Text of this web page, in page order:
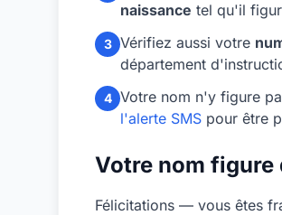
naissance tel qu'il
3 Vérifiez aussi votre
département
4 Votre nom n'y figure
l'alerte SMS pour être
Votre nom figure
Félicitations — vous êtes